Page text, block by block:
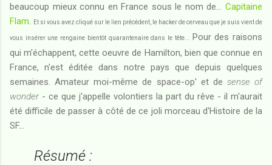
beaucoup mieux connu en France sous le nom de... Capitaine
Flam
Et si vous avez cliqué sur le lien précédent, le hacker de cerveau que je suis vient de
vous insérer une rengaine bientôt quarantenaire dans le tête... Pour des raisons
qui m'échappent, cette oeuvre de Hamilton, bien que connue en
France, n'est éditée dans notre pays que depuis quelques
semaines. Amateur moi-même de space-op' et de sense of
wonder- ce que j'appelle volontiers la part du rêve - il m'aurait
été difficile de passer à côté de ce joli morceau d'Histoire de la
SF...
Résumé :